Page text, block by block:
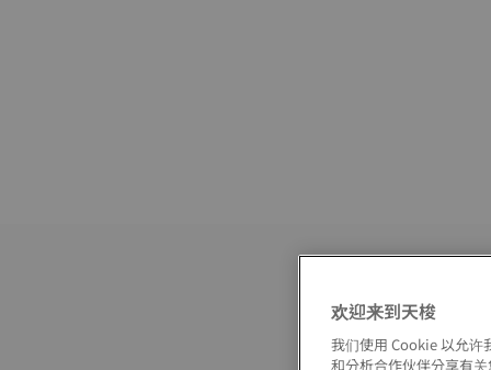
欢迎来到天梭
我们使用 Cookie 以允许
和分析合作伙伴分享有